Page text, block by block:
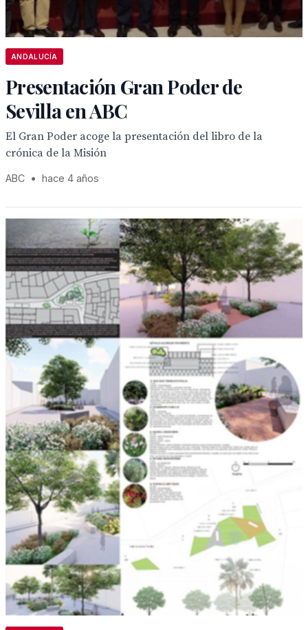
ANDALUCÍA
Presentación Gran Poder de
Sevilla en ABC
El Gran Poder acoge la presentación del libro de la
crónica de la Misión
ABC • hace 4 años